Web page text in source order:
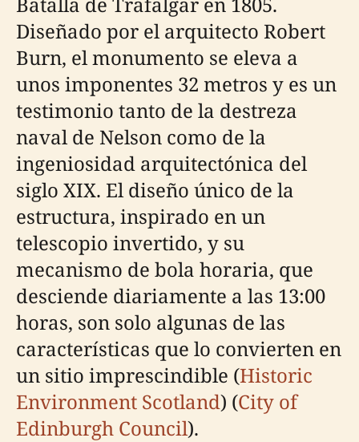
Diseñado por el arquitecto Robert
Burn, el monumento se eleva a
unos imponentes 32 metros y es un
testimonio tanto de la destreza
naval de Nelson como de la
ingeniosidad arquitectónica del
siglo XIX. El diseño único de la
estructura, inspirado en un
telescopio invertido, y su
mecanismo de bola horaria, que
desciende diariamente a las 13:00
horas, son solo algunas de las
características que lo convierten en
un sitio imprescindible (Historic
Environment Scotland) (City of
Edinburgh Council).